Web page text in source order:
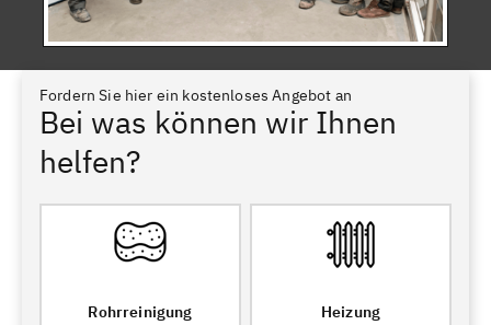
Fordern Sie hier ein kostenloses Angebot an
Bei was können wir Ihnen
helfen?
Rohrreinigung Heizung